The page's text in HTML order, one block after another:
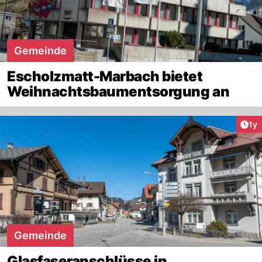
Gemeinde
Escholzmatt-Marbach bietet
Weihnachtsbaumentsorgung an
1y
Gemeinde